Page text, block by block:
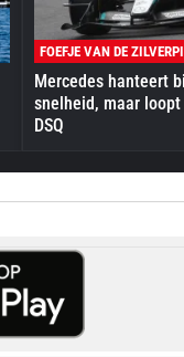
FOEFJE VAN DE
Mercedes hanteert
snelheid, maar
DSQ